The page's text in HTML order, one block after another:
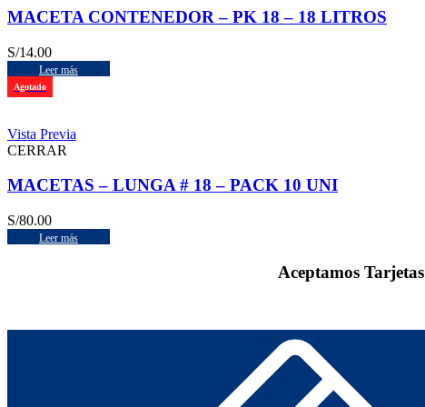
MACETA CONTENEDOR – PK 18 – 18 LITROS
S/14.00
Leer más
Agotado
Vista Previa
CERRAR
MACETAS – LUNGA # 18 – PACK 10 UNI
S/80.00
Leer más
Aceptamos Tarjetas